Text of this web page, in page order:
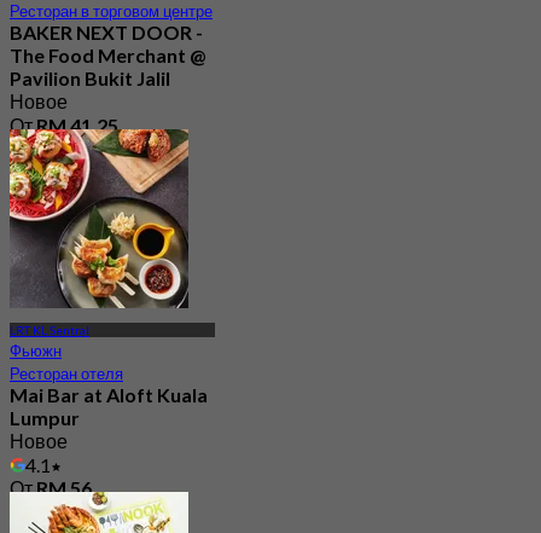
Ресторан в торговом центре
BAKER NEXT DOOR -
The Food Merchant @
Pavilion Bukit Jalil
Новое
ОтRM 41.25
LRT KL Sentral
Фьюжн
Ресторан отеля
Mai Bar at Aloft Kuala
Lumpur
Новое
4.1
ОтRM 56